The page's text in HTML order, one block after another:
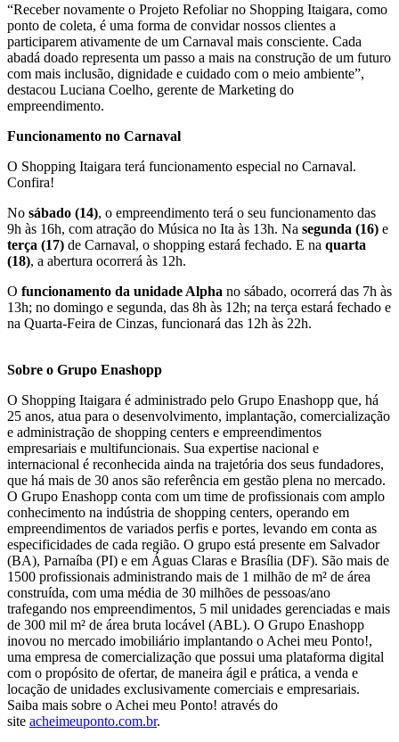
“Receber novamente o Projeto Refoliar no Shopping Itaigara, como
ponto de coleta, é uma forma de convidar nossos clientes a
participarem ativamente de um Carnaval mais consciente. Cada
abadá doado representa um passo a mais na construção de um futuro
com mais inclusão, dignidade e cuidado com o meio ambiente”,
destacou Luciana Coelho, gerente de Marketing do
empreendimento.
Funcionamento no Carnaval
O Shopping Itaigara terá funcionamento especial no Carnaval.
Confira!
No sábado (14), o empreendimento terá o seu funcionamento das
9h às 16h, com atração do Música no Ita às 13h. Na segunda (16) e
terça (17) de Carnaval, o shopping estará fechado. E na quarta
(18), a abertura ocorrerá às 12h.
O funcionamento da unidade Alpha no sábado, ocorrerá das 7h às
13h; no domingo e segunda, das 8h às 12h; na terça estará fechado e
na Quarta-Feira de Cinzas, funcionará das 12h às 22h.
Sobre o Grupo Enashopp
O Shopping Itaigara é administrado pelo Grupo Enashopp que, há
25 anos, atua para o desenvolvimento, implantação, comercialização
e administração de shopping centers e empreendimentos
empresariais e multifuncionais. Sua expertise nacional e
internacional é reconhecida ainda na trajetória dos seus fundadores,
que há mais de 30 anos são referência em gestão plena no mercado.
O Grupo Enashopp conta com um time de profissionais com amplo
conhecimento na indústria de shopping centers, operando em
empreendimentos de variados perfis e portes, levando em conta as
especificidades de cada região. O grupo está presente em Salvador
(BA), Parnaíba (PI) e em Águas Claras e Brasília (DF). São mais de
1500 profissionais administrando mais de 1 milhão de m² de área
construída, com uma média de 30 milhões de pessoas/ano
trafegando nos empreendimentos, 5 mil unidades gerenciadas e mais
de 300 mil m² de área bruta locável (ABL). O Grupo Enashopp
inovou no mercado imobiliário implantando o Achei meu Ponto!,
uma empresa de comercialização que possui uma plataforma digital
com o propósito de ofertar, de maneira ágil e prática, a venda e
locação de unidades exclusivamente comerciais e empresariais.
Saiba mais sobre o Achei meu Ponto! através do
site acheimeuponto.com.br.